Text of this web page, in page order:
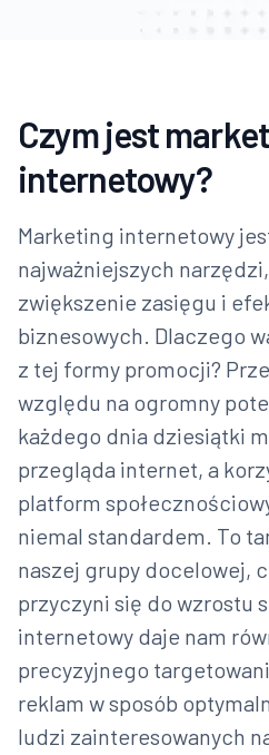
Czym jest
internetowy?
Marketing internetowy
najważniejszych
zwiększenie zasięgu i
biznesowych. Dlaczego
z tej formy promocji?
względu na ogromny
każdego dnia dziesiątki
przegląda internet, a
platform
niemal standardem. To
naszej grupy docelowej,
przyczyni się do wzrostu
internetowy daje nam
precyzyjnego
reklam w sposób
ludzi zainteresowanych